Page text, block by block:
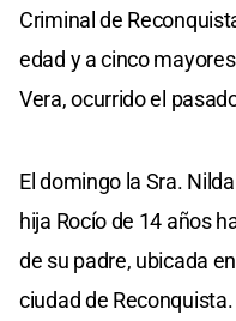
Criminal de
edad y a cinco
Vera, ocurrido el
El domingo la Sra.
hija Rocío de 14 años
de su padre, ubicada
ciudad de